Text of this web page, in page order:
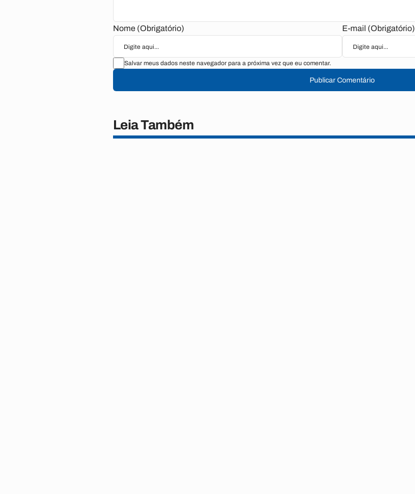
Nome (Obrigatório) E-mail (Obrigatório)
Salvar meus dados neste navegador para a próxima vez que eu comentar.
Publicar Comentário
Leia Também